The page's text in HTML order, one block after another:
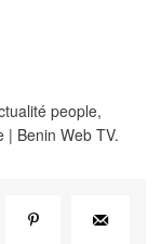
people,
| Benin Web TV.